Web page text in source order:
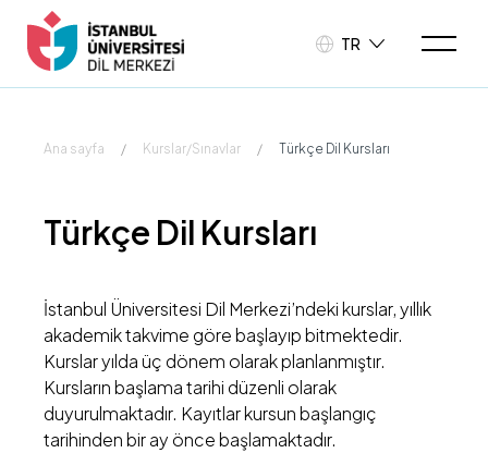
TR
Ana sayfa / Kurslar/Sınavlar / Türkçe Dil Kursları
Türkçe Dil Kursları
İstanbul Üniversitesi Dil Merkezi’ndeki kurslar, yıllık
akademik takvime göre başlayıp bitmektedir.
Kurslar yılda üç dönem olarak planlanmıştır.
Kursların başlama tarihi düzenli olarak
duyurulmaktadır. Kayıtlar kursun başlangıç
tarihinden bir ay önce başlamaktadır.​